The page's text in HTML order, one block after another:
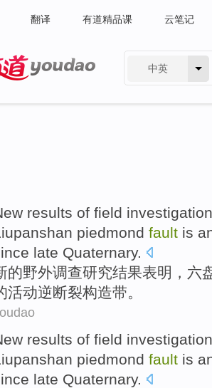
翻译 有道精品课 云笔记
中英
results of field
piedmond fault is
late Quaternary.
的野外调查研究结果表明 ， 六
活动逆断裂构造带。
results of field
piedmond fault is
late Quaternary.